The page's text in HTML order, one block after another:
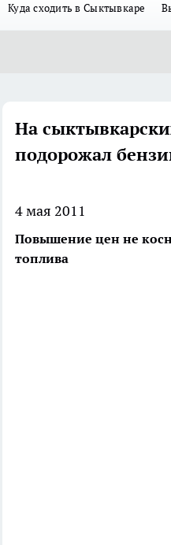
Куда сходить в Сыктывкаре
На
подорожал
4 мая 2011
Повышение цен не
топлива